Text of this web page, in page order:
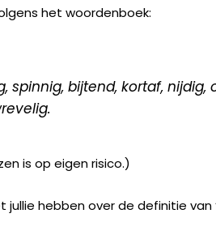
het woordenboek:
spinnig, bijtend, kortaf,
is op eigen risico.)
hebben over de definitie van